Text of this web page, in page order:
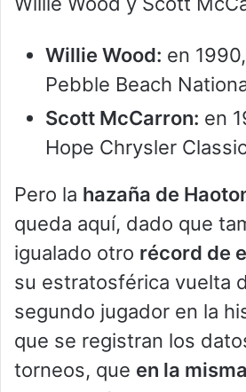
Willie Wood: en
Pebble Beach
Scott McCarron: en
Hope Chrysler
Pero la hazaña de
queda aquí, dado que
igualado otro récord de
su estratosférica vuelta
segundo jugador en la
que se registran los
torneos, que en la